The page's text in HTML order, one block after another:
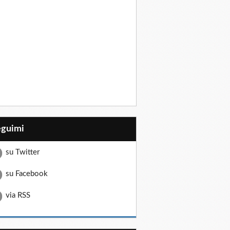
su Twitter
su Facebook
via RSS